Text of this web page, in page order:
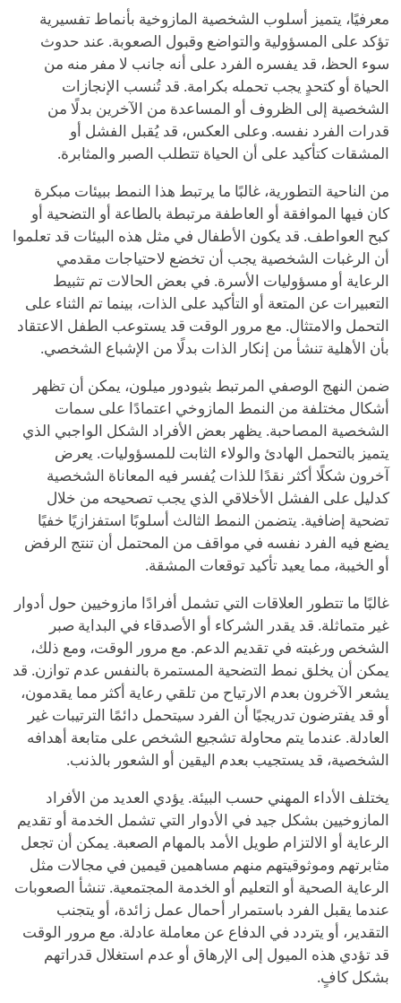
معرفيًا، يتميز أسلوب الشخصية المازوخية بأنماط تفسيرية
تؤكد على المسؤولية والتواضع وقبول الصعوبة. عند حدوث
سوء الحظ، قد يفسره الفرد على أنه جانب لا مفر منه من
الحياة أو كتحدٍ يجب تحمله بكرامة. قد تُنسب الإنجازات
الشخصية إلى الظروف أو المساعدة من الآخرين بدلًا من
قدرات الفرد نفسه. وعلى العكس، قد يُقبل الفشل أو
المشقات كتأكيد على أن الحياة تتطلب الصبر والمثابرة.
من الناحية التطورية، غالبًا ما يرتبط هذا النمط ببيئات مبكرة
كان فيها الموافقة أو العاطفة مرتبطة بالطاعة أو التضحية أو
كبح العواطف. قد يكون الأطفال في مثل هذه البيئات قد تعلموا
أن الرغبات الشخصية يجب أن تخضع لاحتياجات مقدمي
الرعاية أو مسؤوليات الأسرة. في بعض الحالات تم تثبيط
التعبيرات عن المتعة أو التأكيد على الذات، بينما تم الثناء على
التحمل والامتثال. مع مرور الوقت قد يستوعب الطفل الاعتقاد
بأن الأهلية تنشأ من إنكار الذات بدلًا من الإشباع الشخصي.
ضمن النهج الوصفي المرتبط بثيودور ميلون، يمكن أن تظهر
أشكال مختلفة من النمط المازوخي اعتمادًا على سمات
الشخصية المصاحبة. يظهر بعض الأفراد الشكل الواجبي الذي
يتميز بالتحمل الهادئ والولاء الثابت للمسؤوليات. يعرض
آخرون شكلًا أكثر نقدًا للذات يُفسر فيه المعاناة الشخصية
كدليل على الفشل الأخلاقي الذي يجب تصحيحه من خلال
تضحية إضافية. يتضمن النمط الثالث أسلوبًا استفزازيًا خفيًا
يضع فيه الفرد نفسه في مواقف من المحتمل أن تنتج الرفض
أو الخيبة، مما يعيد تأكيد توقعات المشقة.
غالبًا ما تتطور العلاقات التي تشمل أفرادًا مازوخيين حول أدوار
غير متماثلة. قد يقدر الشركاء أو الأصدقاء في البداية صبر
الشخص ورغبته في تقديم الدعم. مع مرور الوقت، ومع ذلك،
يمكن أن يخلق نمط التضحية المستمرة بالنفس عدم توازن. قد
يشعر الآخرون بعدم الارتياح من تلقي رعاية أكثر مما يقدمون،
أو قد يفترضون تدريجيًا أن الفرد سيتحمل دائمًا الترتيبات غير
العادلة. عندما يتم محاولة تشجيع الشخص على متابعة أهدافه
الشخصية، قد يستجيب بعدم اليقين أو الشعور بالذنب.
يختلف الأداء المهني حسب البيئة. يؤدي العديد من الأفراد
المازوخيين بشكل جيد في الأدوار التي تشمل الخدمة أو تقديم
الرعاية أو الالتزام طويل الأمد بالمهام الصعبة. يمكن أن تجعل
مثابرتهم وموثوقيتهم منهم مساهمين قيمين في مجالات مثل
الرعاية الصحية أو التعليم أو الخدمة المجتمعية. تنشأ الصعوبات
عندما يقبل الفرد باستمرار أحمال عمل زائدة، أو يتجنب
التقدير، أو يتردد في الدفاع عن معاملة عادلة. مع مرور الوقت
قد تؤدي هذه الميول إلى الإرهاق أو عدم استغلال قدراتهم
بشكل كافٍ.